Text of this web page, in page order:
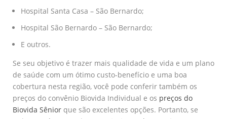
Hospital Santa Casa – São Bernardo;
Hospital São Bernardo – São Bernardo;
E outros.
Se seu objetivo é trazer mais qualidade de vida e um plano
de saúde com um ótimo custo-benefício e uma boa
cobertura nesta região, você pode conferir também os
preços do convênio Biovida Individual e os preços do
Biovida Sênior que são excelentes opções. Portanto, se